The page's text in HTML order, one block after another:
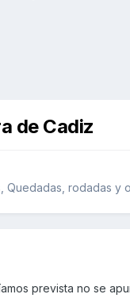
de Cadiz
Quedadas, rodadas y
prevista no se